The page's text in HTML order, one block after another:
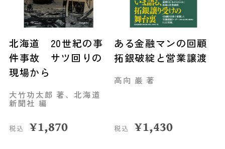
北海道 20世紀の事
件事故 サツ回りの
現場から
大竹功太郎 著、北海道
新聞社 編
税込 ¥1,870
ある金融マンの回顧
拓銀破綻と営業譲渡
高向 巌 著
税込 ¥1,430